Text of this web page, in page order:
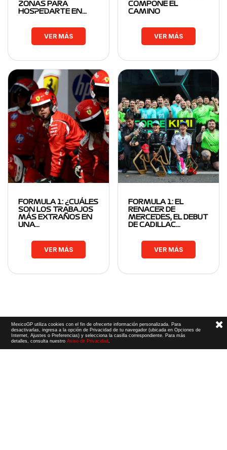
ZONAS PARA
HOSPEDARTE EN…
VER MÁS
COMPONE EL
CAMINO
VER MÁS
FORMULA 1: ¿CUÁLES
SON LOS TRABAJOS
MÁS EXTRAÑOS EN
UNA…
VER MÁS
FORMULA 1: EL
RENACER DE
MERCEDES, EL DEBUT
DE CADILLAC…
VER MÁS
MexicoGP utiliza cookies con el fin de ofrecerte información personalizada. Para
desactivarlas, ingresa a la opción de Privacidad de tu navegador (ubicada en Opciones de
Internet, Ajustes o Preferencias) y selecciona la casilla correspondiente. Para más
detalles, consulta nuestroAviso de Privacidad.